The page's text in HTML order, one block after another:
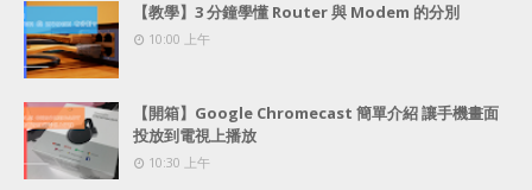
【教學】3 分鐘學懂 Router 與 Modem 的分別
10:00 上午
【開箱】Google Chromecast 簡單介紹 讓手機畫面
投放到電視上播放
10:30 上午